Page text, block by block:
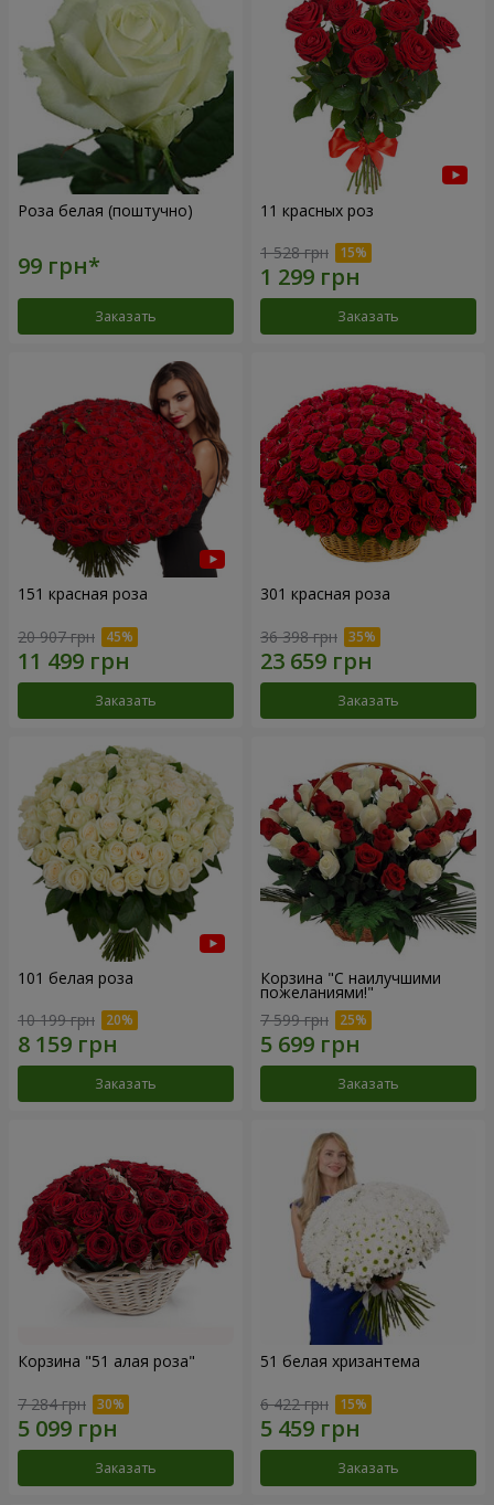
Роза белая (поштучно)
Заказать
11 красных роз
1 528 грн
Заказать
151 красная роза
20 907 грн
Заказать
301 красная роза
36 398 грн
Заказать
101 белая роза
10 199 грн
Заказать
Корзина "С наилучшими
пожеланиями!"
7 599 грн
Заказать
Корзина "51 алая роза"
7 284 грн
Заказать
51 белая хризантема
6 422 грн
Заказать